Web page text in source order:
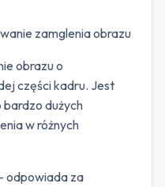
zamglenia obrazu
obrazu o
części kadru. Jest
bardzo dużych
w różnych
odpowiada za